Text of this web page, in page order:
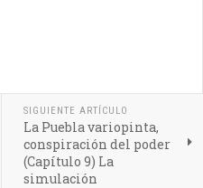
SIGUIENTE ARTÍCULO
La Puebla variopinta,
conspiración del poder
(Capítulo 9) La
simulación